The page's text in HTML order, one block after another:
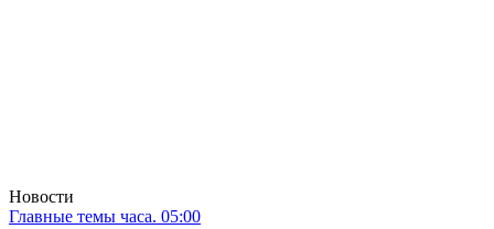
Новости
Главные темы часа. 05:00